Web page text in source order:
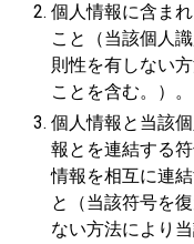
個人情報に含ま
こと（当該個人
則性を有しない
ことを含む。）。
個人情報と当該
報とを連結する
情報を相互に連
と（当該符号を
ない方法により